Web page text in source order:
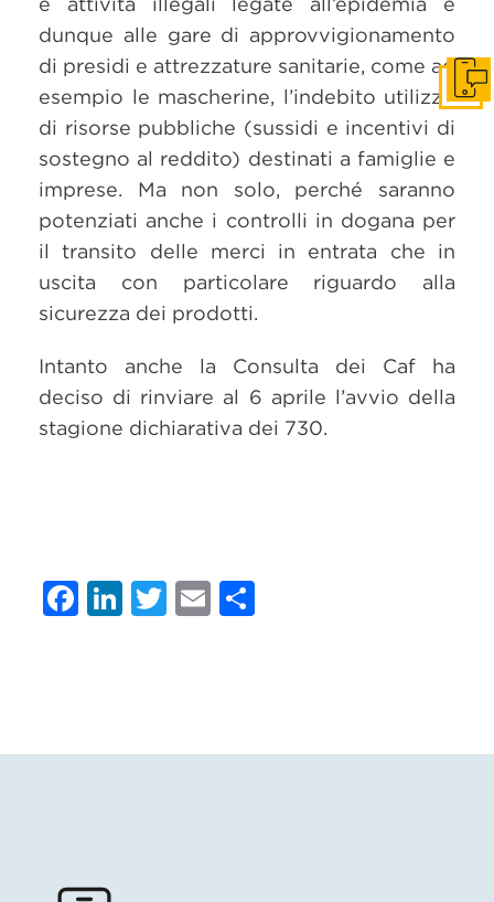
dunque alle gare di approvvigionamento
di presidi e attrezzature sanitarie, come ad
esempio le mascherine, l’indebito utilizzo
di risorse pubbliche (sussidi e incentivi di
sostegno al reddito) destinati a famiglie e
imprese. Ma non solo, perché saranno
potenziati anche i controlli in dogana per
il transito delle merci in entrata che in
uscita con particolare riguardo alla
sicurezza dei prodotti.
Intanto anche la Consulta dei Caf ha
deciso di rinviare al 6 aprile l’avvio della
stagione dichiarativa dei 730.
Facebook
LinkedIn
Twitter
Email
Get